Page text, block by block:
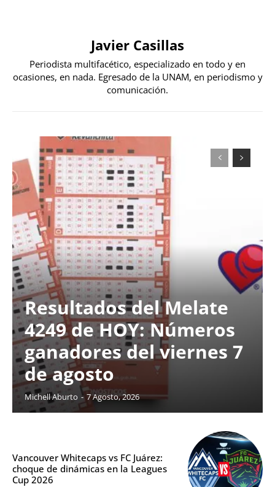
Javier Casillas
Periodista multifacético, especializado en todo y en
ocasiones, en nada. Egresado de la UNAM, en periodismo y
comunicación.
Resultados del Melate
4249 de HOY: Números
ganadores del viernes 7
de agosto
Michell Aburto - 7 Agosto, 2026
Vancouver Whitecaps vs FC Juárez:
choque de dinámicas en la Leagues
Cup 2026